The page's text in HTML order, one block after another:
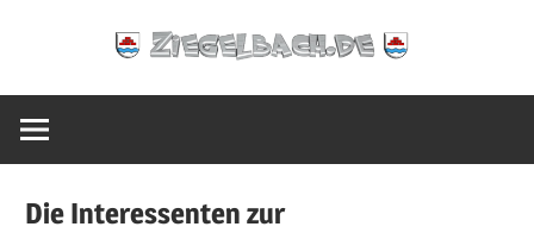
Ziegelbach.de
Die Interessenten zur